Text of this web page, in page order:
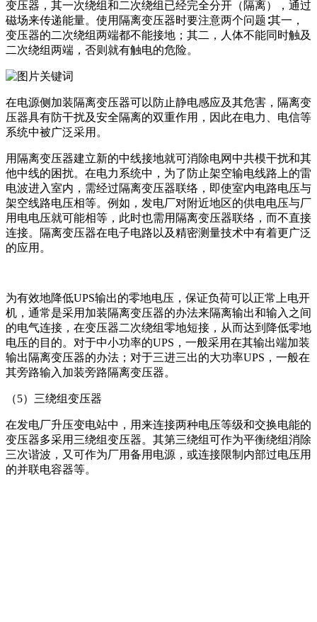
变压器，其一次绕组和二次绕组已经完全分开（隔离），通过
磁场来传递能量。使用隔离变压器时要注意两个问题∶其一，
变压器的二次绕组两端都不能接地；其二，人体不能同时触及
二次绕组两端，否则就有触电的危险。
在电源侧加装隔离变压器可以防止静电感应及其危害，隔离变
压器具有防干扰及安全隔离的双重作用，因此在电力、电信等
系统中被广泛采用。
用隔离变压器建立新的中线接地就可消除电网中共模干扰和其
他中线的困扰。在电力系统中，为了防止架空输电线路上的雷
电波进入室内，需经过隔离变压器联络，即使室内电路电压与
架空线路电压相等。例如，发电厂对附近地区的供电电压与厂
用电电压就可能相等，此时也需用隔离变压器联络，而不直接
连接。隔离变压器在电子电路以及精密测量技术中有着更广泛
的应用。
为有效地降低UPS输出的零地电压，保证负荷可以正常上电开
机，通常是采用加装隔离变压器的办法来隔离输出和输入之间
的电气连接，在变压器二次绕组零地短接，从而达到降低零地
电压的目的。对于中小功率的UPS，一般采用在其输出端加装
输出隔离变压器的办法；对于三进三出的大功率UPS，一般在
其旁路输入加装旁路隔离变压器。
（5）三绕组变压器
在发电厂升压变电站中，用来连接两种电压等级和交换电能的
变压器多采用三绕组变压器。其第三绕组可作为平衡绕组消除
三次谐波，又可作为厂用备用电源，或连接限制内部过电压用
的并联电容器等。